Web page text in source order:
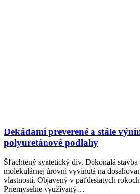
Dekádami preverené a stále
polyuretánové podlahy
Šľachtený syntetický div. Dokonalá stavba
molekulárnej úrovni vyvinutá na
vlastností. Objavený v päťdesiatych
Priemyselne využívaný…